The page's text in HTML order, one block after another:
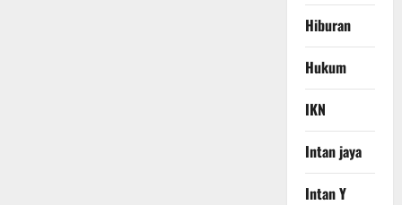
Hiburan
Hukum
IKN
Intan jaya
Intan Y